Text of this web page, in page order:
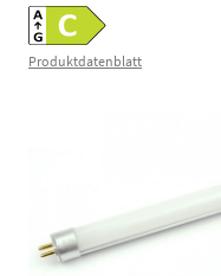
Produktdatenblatt